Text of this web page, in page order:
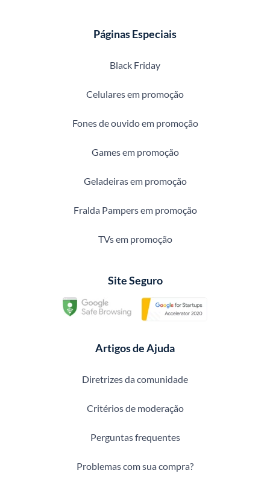
Páginas Especiais
Black Friday
Celulares em promoção
Fones de ouvido em promoção
Games em promoção
Geladeiras em promoção
Fralda Pampers em promoção
TVs em promoção
Site Seguro
Artigos de Ajuda
Diretrizes da comunidade
Critérios de moderação
Perguntas frequentes
Problemas com sua compra?